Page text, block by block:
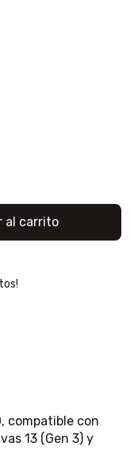
compatible con
13 (Gen 3) y